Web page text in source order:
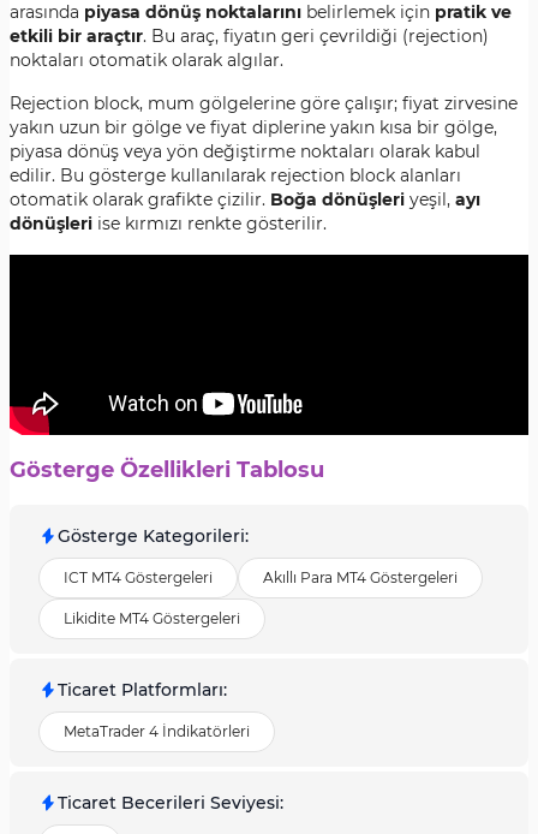
arasında piyasa dönüş noktalarını belirlemek için pratik ve
etkili bir araçtır. Bu araç, fiyatın geri çevrildiği (rejection)
noktaları otomatik olarak algılar.
Rejection block, mum gölgelerine göre çalışır; fiyat zirvesine
yakın uzun bir gölge ve fiyat diplerine yakın kısa bir gölge,
piyasa dönüş veya yön değiştirme noktaları olarak kabul
edilir. Bu gösterge kullanılarak rejection block alanları
otomatik olarak grafikte çizilir. Boğa dönüşleri yeşil, ayı
dönüşleri ise kırmızı renkte gösterilir.
Gösterge Özellikleri Tablosu
Gösterge Kategorileri:
ICT MT4 Göstergeleri Akıllı Para MT4 Göstergeleri
Likidite MT4 Göstergeleri
Ticaret Platformları:
MetaTrader 4 İndikatörleri
Ticaret Becerileri Seviyesi: